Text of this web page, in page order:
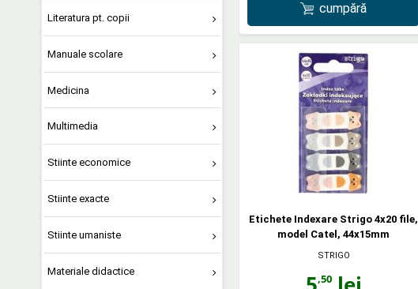
Literatura pt. copii
Manuale scolare
Medicina
Multimedia
Stiinte economice
Stiinte exacte
Stiinte umaniste
Materiale didactice
cumpără
Etichete Indexare Strigo 4x20 file,
model Catel, 44x15mm
STRIGO
,50